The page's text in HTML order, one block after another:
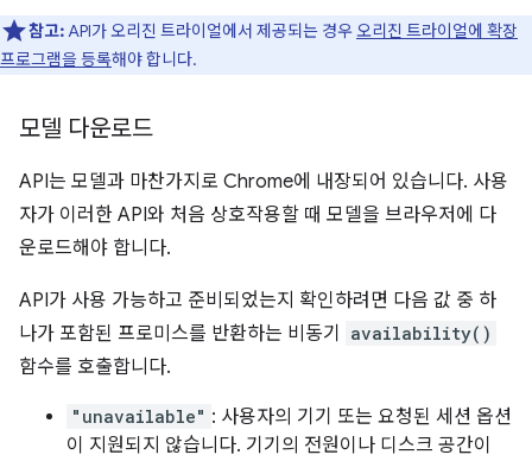
참고:API가 오리진 트라이얼에서 제공되는 경우오리진 트라이얼에 확장
프로그램을 등록해야 합니다.
모델 다운로드
API는 모델과 마찬가지로 Chrome에 내장되어 있습니다. 사용
자가 이러한 API와 처음 상호작용할 때 모델을 브라우저에 다
운로드해야 합니다.
API가 사용 가능하고 준비되었는지 확인하려면 다음 값 중 하
나가 포함된 프로미스를 반환하는 비동기
availability()
함수를 호출합니다.
"unavailable" : 사용자의 기기 또는 요청된 세션 옵션
이 지원되지 않습니다. 기기의 전원이나 디스크 공간이